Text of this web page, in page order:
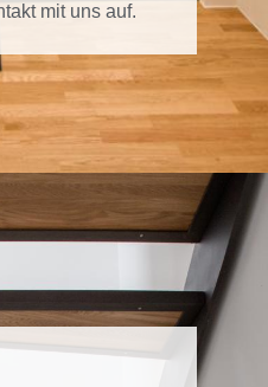
mit uns auf.